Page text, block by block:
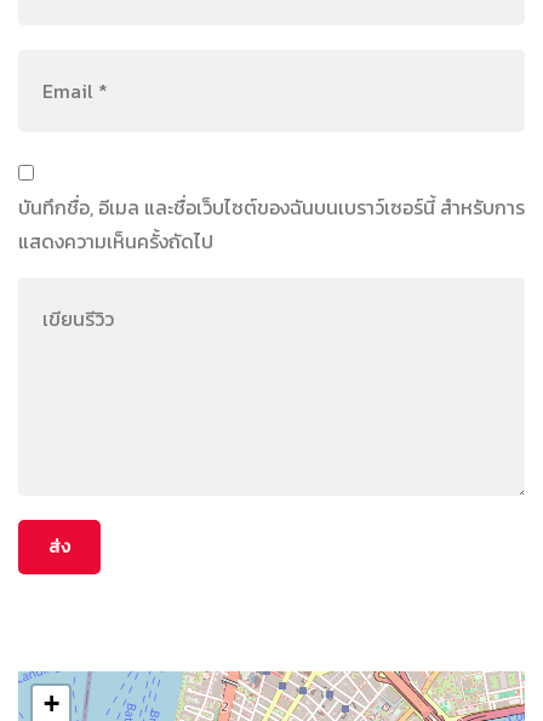
บันทึกชื่อ, อีเมล และชื่อเว็บไซต์ของฉันบนเบราว์เซอร์นี้ สำหรับการ
แสดงความเห็นครั้งถัดไป
+